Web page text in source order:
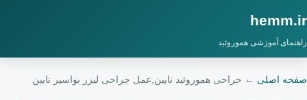
hemm.ir
راهنمای آموزشی هموروئید
صفحه اصلی ← جراحی هموروئید نایین,عمل جراحی لیزر بواسیر نایین